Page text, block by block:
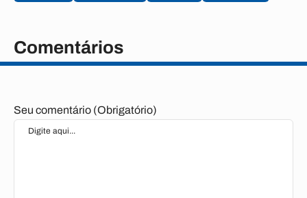
Comentários
Seu comentário (Obrigatório)